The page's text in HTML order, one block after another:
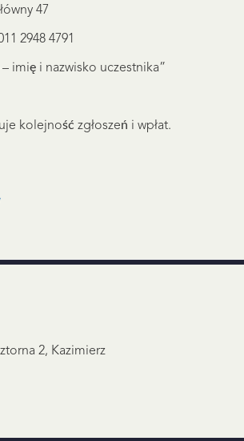
47
2948 4791
– imię i nazwisko uczestnika”
kolejność zgłoszeń i wpłat.
2, Kazimierz